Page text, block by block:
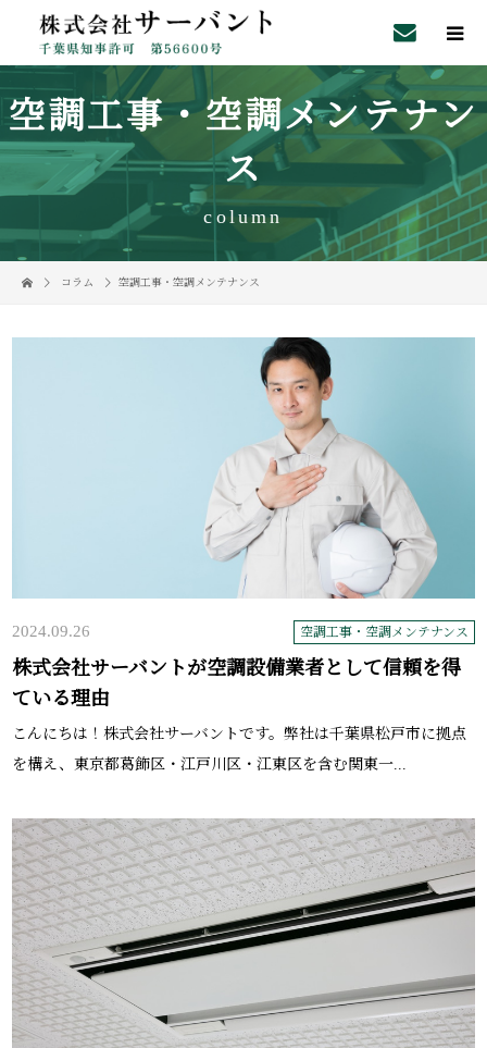
空調工事・空調メンテナン
ス
column
コラム 空調工事・空調メンテナンス
2024.09.26 空調工事・空調メンテナンス
株式会社サーバントが空調設備業者として信頼を得
ている理由
こんにちは！株式会社サーバントです。弊社は千葉県松戸市に拠点
を構え、東京都葛飾区・江戸川区・江東区を含む関東一...